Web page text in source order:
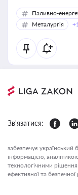
Паливно-
Металургія
Зв'язатися:
забезпечує український
інформацією,
технологічними
ефективної та